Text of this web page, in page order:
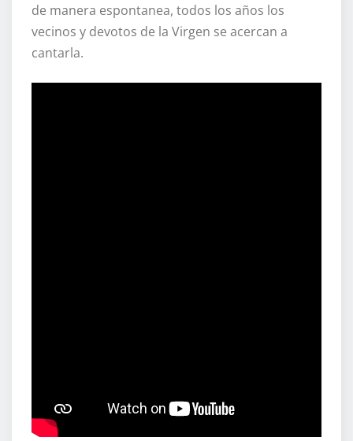
de manera espontanea, todos los años los
vecinos y devotos de la Virgen se acercan a
cantarla.